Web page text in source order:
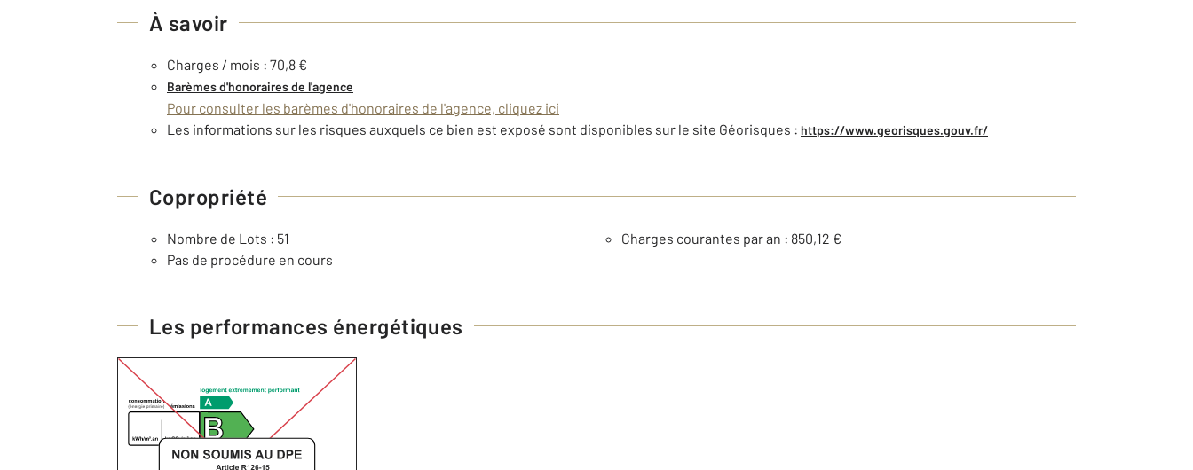
À savoir
Charges / mois : 70,8 €
Barèmes d'honoraires de l'agence
Pour consulter les barèmes d'honoraires de l'agence, cliquez ici
Les informations sur les risques auxquels ce bien est exposé sont disponibles sur le site Géorisques : https://www.georisques.gouv.fr/
Copropriété
Nombre de Lots : 51
Charges courantes par an : 850,12 €
Pas de procédure en cours
Les performances énergétiques